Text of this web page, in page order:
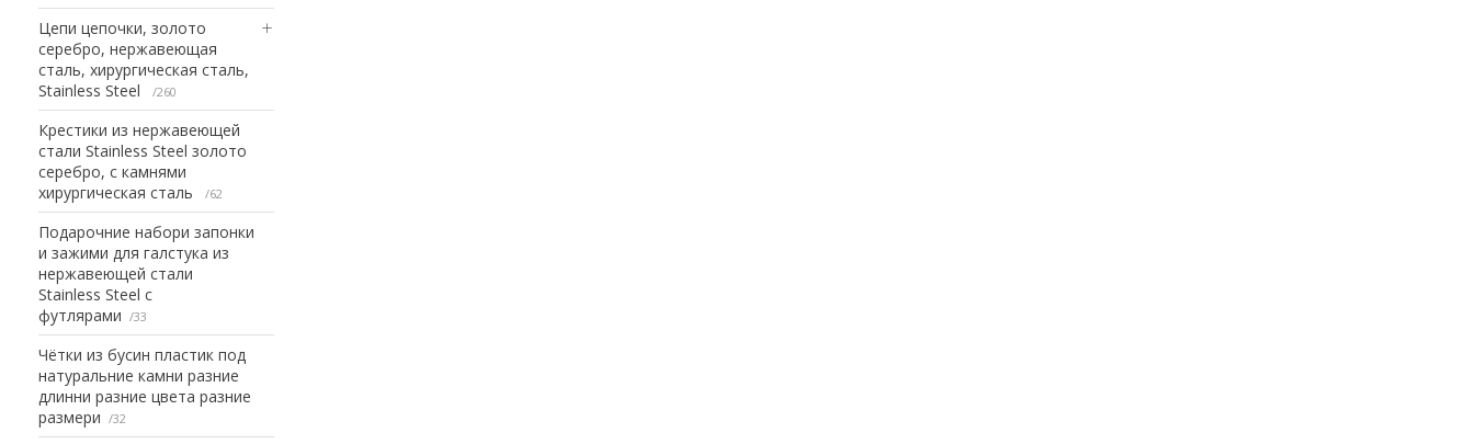
Цепи цепочки, золото
серебро, нержавеющая
сталь, хирургическая сталь,
Stainless Steel
260
Крестики из нержавеющей
стали Stainless Steel золото
серебро, с камнями
хирургическая сталь
62
Подарочние набори запонки
и зажими для галстука из
нержавеющей стали
Stainless Steel с
футлярами
33
Чётки из бусин пластик под
натуральние камни разние
длинни разние цвета разние
размери
32